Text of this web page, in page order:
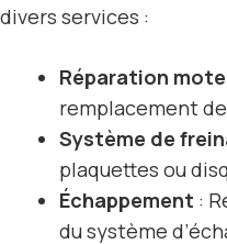
divers services :
Réparation
remplacement
Système de
plaquettes ou
Échappement :
du système